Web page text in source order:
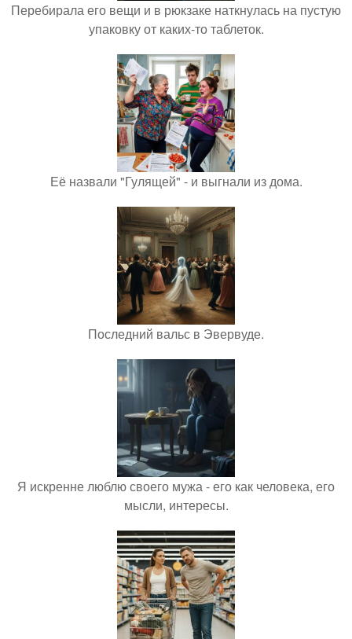
Перебирала его вещи и в рюкзаке наткнулась на пустую
упаковку от каких-то таблеток.
Её назвали "Гулящей" - и выгнали из дома.
Последний вальс в Эвервуде.
Я искренне люблю своего мужа - его как человека, его
мысли, интересы.